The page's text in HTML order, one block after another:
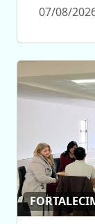
07/08/